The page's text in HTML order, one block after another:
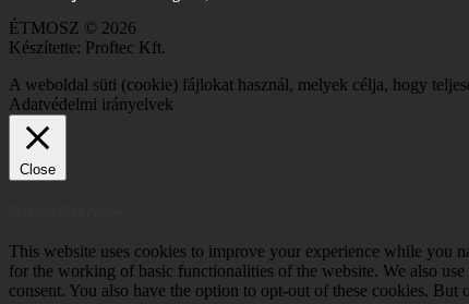
ÉTMOSZ © 2026
Készítette: Proftec Kft.
A weboldal süti (cookie) fájlokat használ, melyek célja, hogy
Adatvédelmi irányelvek
Close
This website uses cookies to improve your experience while you
for the working of basic functionalities of the website. We also
consent. You also have the option to opt-out of these cookies.